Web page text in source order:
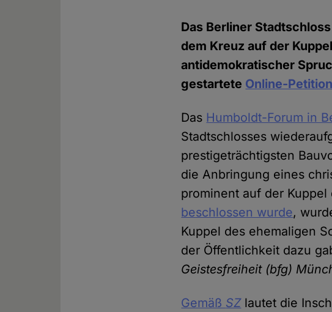
Das Berliner
dem Kreuz auf der
antidemokratischer
gestartete Online-Petition
Das Humboldt-Forum in
Stadtschlosses
prestigeträchtigsten
die Anbringung eines
prominent auf der Kuppel
beschlossen wurde,
Kuppel des ehemaligen
der Öffentlichkeit dazu
Geistesfreiheit (bfg)
Gemäß SZlautet die